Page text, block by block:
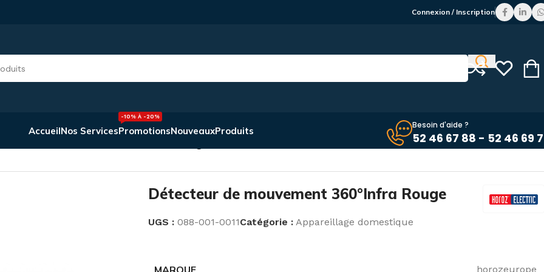
Connexion / Inscription
AccueilNos ServicesPromotions
-10% À -20%
NouveauxProduits Besoin d'aide ?
52 46 67 88 - 52 46 69
Détecteur de mouvement 360°Infra Rouge
UGS : 088-001-0011Catégorie : Appareillage domestique
MARQUE horozeurope